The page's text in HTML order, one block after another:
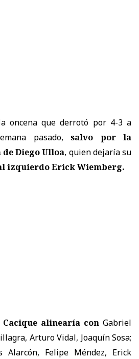
oncena que derrotó por 4-3 a
pasado,salvo por la
Diego Ulloa, quien dejaría su
izquierdo Erick Wiemberg.
Cacique alinearía con Gabriel
Arturo Vidal, Joaquín Sosa;
Alarcón, Felipe Méndez, Erick